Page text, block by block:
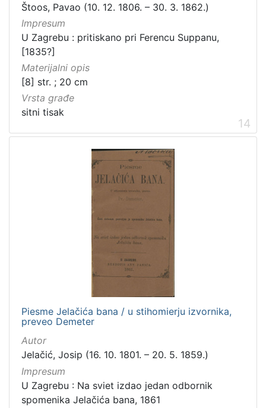
Štoos, Pavao (10. 12. 1806. – 30. 3. 1862.)
Impresum
U Zagrebu : pritiskano pri Ferencu Suppanu,
[1835?]
Materijalni opis
[8] str. ; 20 cm
Vrsta građe
sitni tisak
14
Piesme Jelačića bana / u stihomierju izvornika,
preveo Demeter
Autor
Jelačić, Josip (16. 10. 1801. – 20. 5. 1859.)
Impresum
U Zagrebu : Na sviet izdao jedan odbornik
spomenika Jelačića bana, 1861